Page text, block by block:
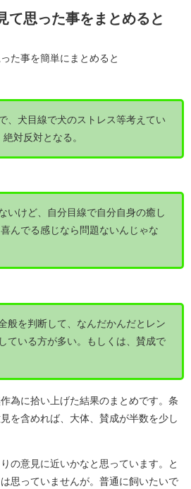
て思った事をまとめると
た事を簡単にまとめると
、犬目線で犬のストレス等考えてい
対反対となる。
いけど、自分目線で自分自身の癒し
んでる感じなら問題ないんじゃな
般を判断して、なんだかんだとレン
ている方が多い。もしくは、賛成で
為に拾い上げた結果のまとめです。条
を含めれば、大体、賛成が半数を少し
の意見に近いかなと思っています。と
思っていませんが。普通に飼いたいで